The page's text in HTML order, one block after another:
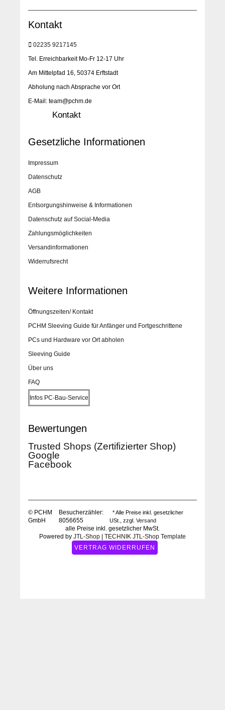
Kontakt
02235 9217145
Tel. Erreichbarkeit Mo-Fr 12-17 Uhr
Am Mittelpfad 16, 50374 Erftstadt
Abholung nach Absprache vor Ort
E-Mail: team@pchm.de
Kontakt
Gesetzliche Informationen
Impressum
Datenschutz
AGB
Entsorgungshinweise & Informationen
Datenschutz auf Social-Media
Zahlungsmöglichkeiten
Versandinformationen
Widerrufsrecht
Weitere Informationen
Öffnungszeiten/ Kontakt
PCHM Sleeving Guide für Anfänger und Fortgeschrittene
PCs und Hardware vor Ort abholen
Sleeving Guide
Über uns
FAQ
Infos PC-Bau-Service
Bewertungen
Trusted Shops (Zertifizierter Shop)
Google
Facebook
© PCHM
GmbH
Besucherzähler:
8056655
* Alle Preise inkl. gesetzlicher
USt., zzgl.Versand
alle Preise inkl. gesetzlicher MwSt.
Powered by JTL-Shop
TECHNIK JTL-Shop Template
VERTRAG WIDERRUFEN